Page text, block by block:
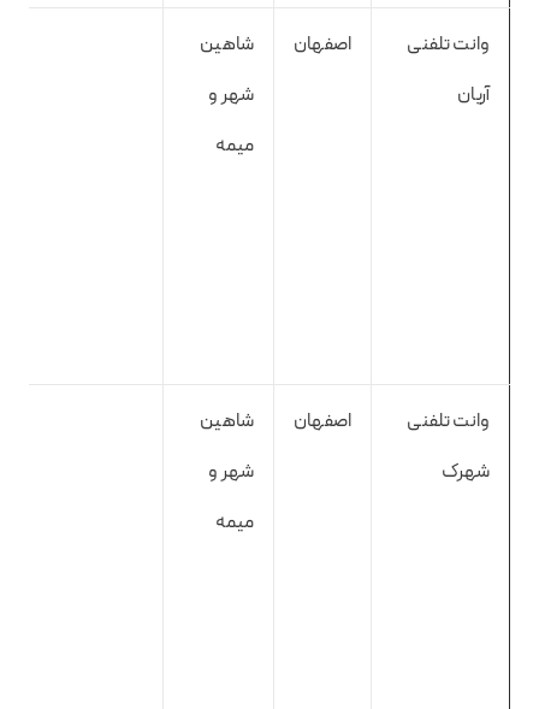
وانت تلفنی
آریان
اصفهان
شاهین
شهر و
میمه
وانت تلفنی
شهرک
اصفهان
شاهین
شهر و
میمه